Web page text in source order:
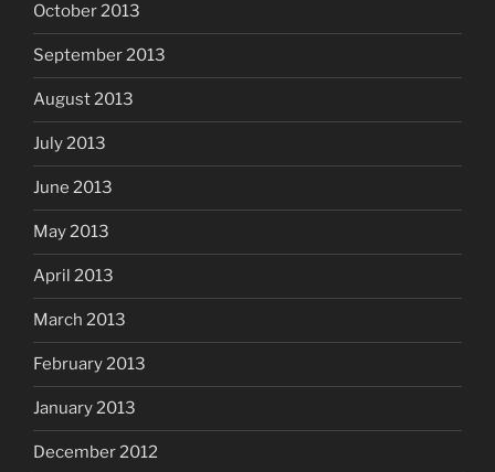
October 2013
September 2013
August 2013
July 2013
June 2013
May 2013
April 2013
March 2013
February 2013
January 2013
December 2012